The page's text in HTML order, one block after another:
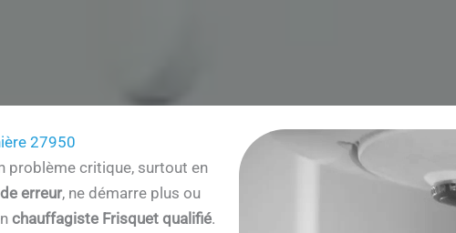
27950
problème critique, surtout en
erreur, ne démarre plus ou
chauffagiste Frisquet qualifié.